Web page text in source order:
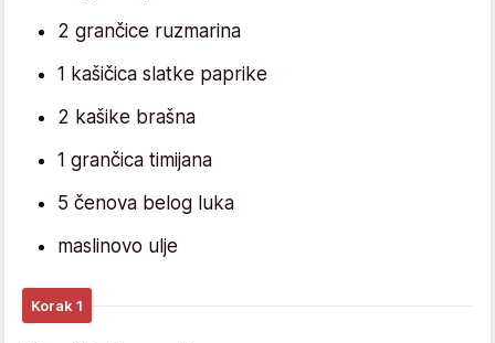
2 grančice ruzmarina
1 kašičica slatke paprike
2 kašike brašna
1 grančica timijana
5 čenova belog luka
maslinovo ulje
Korak 1